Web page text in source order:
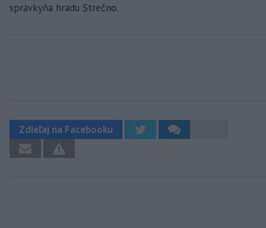
správkyňa hradu Strečno.
Zdieľaj na Facebooku